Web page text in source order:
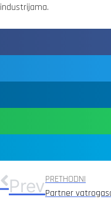
industrijama.
PrevPRETHODNI